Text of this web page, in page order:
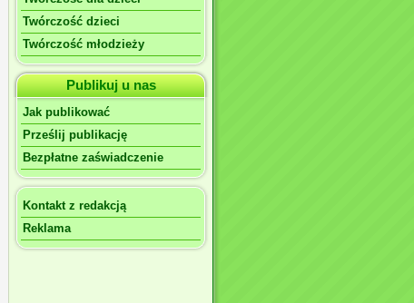
Twórczość dzieci
Twórczość młodzieży
Publikuj u nas
Jak publikować
Prześlij publikację
Bezpłatne zaświadczenie
Kontakt z redakcją
Reklama